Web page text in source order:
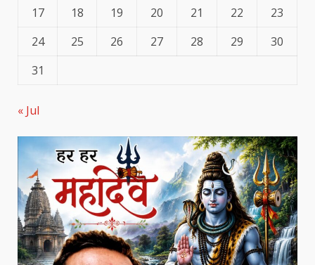
17
18 19 20 21 22
23
24
25 26 27 28 29
30
31
« Jul